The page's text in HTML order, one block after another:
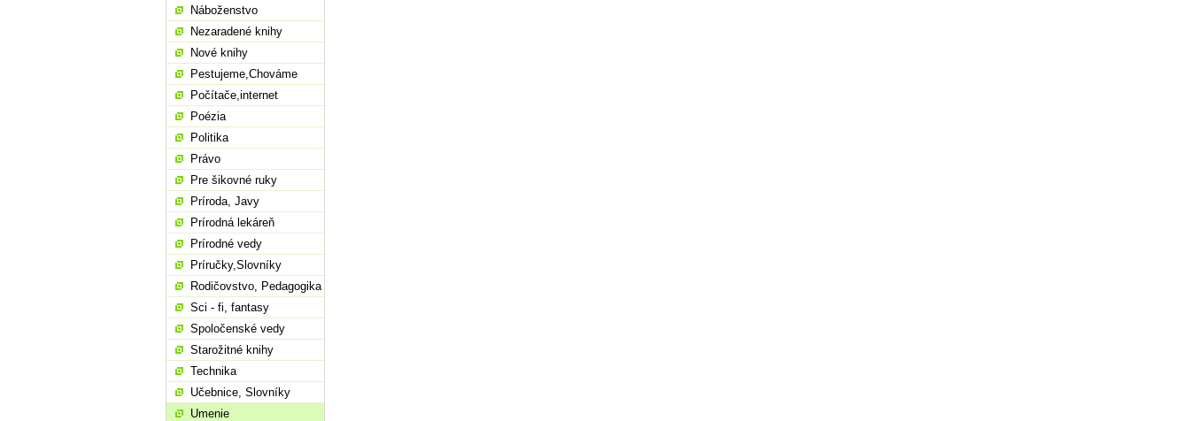
Náboženstvo
Nezaradené knihy
Nové knihy
Pestujeme,Chováme
Počítače,internet
Poézia
Politika
Právo
Pre šikovné ruky
Príroda, Javy
Prírodná lekáreň
Prírodné vedy
Príručky,Slovníky
Rodičovstvo, Pedagogika
Sci - fi, fantasy
Spoločenské vedy
Starožitné knihy
Technika
Učebnice, Slovníky
Umenie